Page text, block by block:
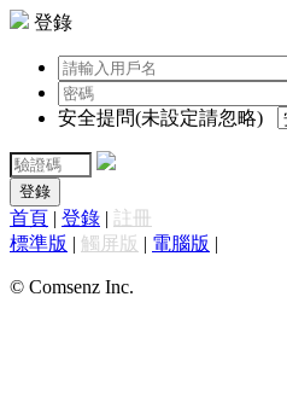
登錄
安全提問(未設定請忽略)
登錄
首頁 | 登錄 | 註冊
標準版 | 觸屏版 | 電腦版 |
© Comsenz Inc.